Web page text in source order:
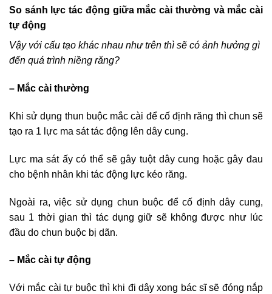
So sánh lực tác động giữa mắc cài thường và mắc cài
tự động
Vậy với cấu tạo khác nhau như trên thì sẽ có ảnh hưởng gì
đến quá trình niềng răng?
– Mắc cài thường
Khi sử dụng thun buộc mắc cài để cố định răng thì chun sẽ
tạo ra 1 lực ma sát tác động lên dây cung.
Lực ma sát ấy có thể sẽ gây tuột dây cung hoặc gây đau
cho bệnh nhân khi tác động lực kéo răng.
Ngoài ra, việc sử dụng chun buộc để cố định dây cung,
sau 1 thời gian thì tác dụng giữ sẽ không được như lúc
đầu do chun buộc bị dãn.
– Mắc cài tự động
Với mắc cài tự buộc thì khi đi dây xong bác sĩ sẽ đóng nắp